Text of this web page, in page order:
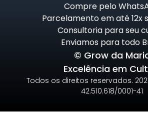
Compre pelo
Parcelamento em até 12x
Consultoria para seu
Enviamos para todo
© Grow da
Excelência em
Todos os direitos reservados.
42.510.618/0001-41